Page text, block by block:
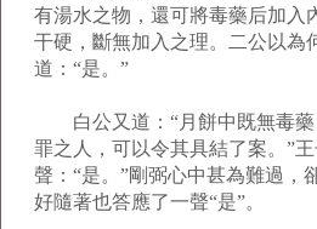
有湯水之物，還可將毒藥后加入
干硬，斷無加入之理。二公以為
道：“是。”
白公又道：“月餅中既無毒藥
罪之人，可以令其具結了案。”
聲：“是。”剛弼心中甚為難過，
好隨著也答應了一聲“是”。